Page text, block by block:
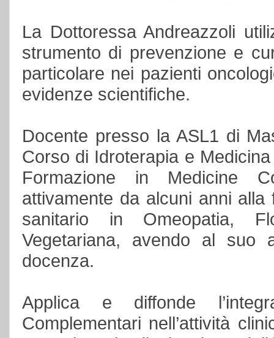
La Dottoressa Andreazzoli
strumento di prevenzione e
particolare nei pazienti
evidenze scientifiche.
Docente presso la ASL1 di
Corso di Idroterapia e
Formazione in Medicine
attivamente da alcuni anni
sanitario in Omeopatia,
Vegetariana, avendo al
docenza.
Applica e diffonde
Complementari nell’attività